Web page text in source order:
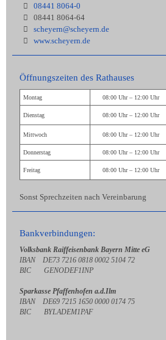
08441 8064-0
08441 8064-64
scheyern@scheyern.de
www.scheyern.de
Öffnungszeiten des Rathauses
Montag 08:00 Uhr – 12:00 Uhr
Dienstag 08:00 Uhr – 12:00 Uhr
Mittwoch 08:00 Uhr – 12:00 Uhr
Donnerstag 08:00 Uhr – 12:00 Uhr
Freitag 08:00 Uhr – 12:00 Uhr
Sonst Sprechzeiten nach Vereinbarung
Bankverbindungen:
Volksbank Raiffeisenbank Bayern Mitte eG
IBAN DE73 7216 0818 0002 5104 72
BIC GENODEF1INP
Sparkasse Pfaffenhofen a.d.Ilm
IBAN DE69 7215 1650 0000 0174 75
BIC BYLADEM1PAF